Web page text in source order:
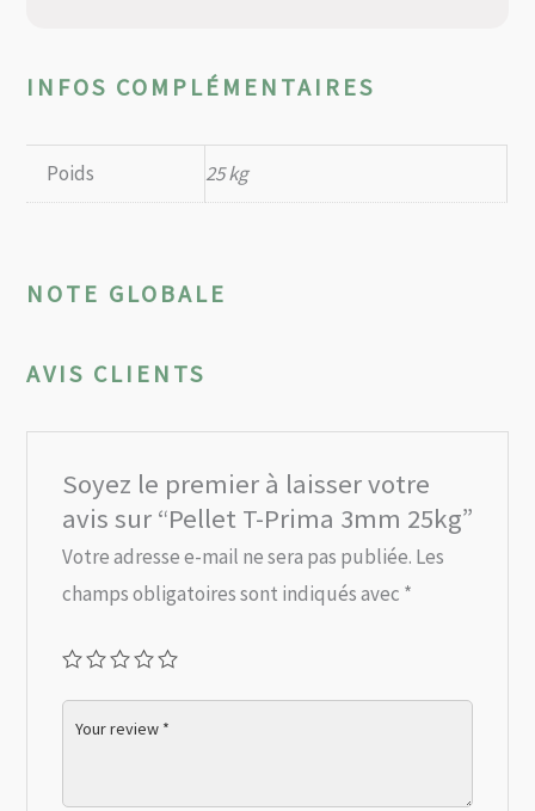
INFOS COMPLÉMENTAIRES
Poids 25 kg
NOTE GLOBALE
AVIS CLIENTS
Soyez le premier à laisser votre
avis sur “Pellet T-Prima 3mm 25kg”
Votre adresse e-mail ne sera pas publiée. Les
champs obligatoires sont indiqués avec *